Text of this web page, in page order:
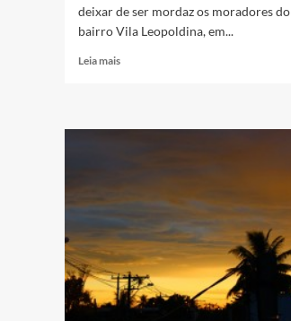
deixar de ser mordaz os moradores do
bairro Vila Leopoldina, em...
Leia maisRead
Duque
Caxias,
Mas
Não
o